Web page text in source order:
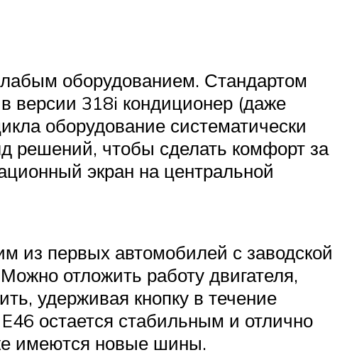
оборудованием. Стандартом
версии 318i кондиционер (даже
оборудование систематически
решений, чтобы сделать комфорт за
экран на центральной
из первых автомобилей с заводской
отложить работу двигателя,
удерживая кнопку в течение
остается стабильным и отлично
имеются новые шины.